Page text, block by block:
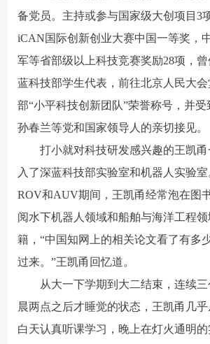
备党员。主持或参与国家级大创项目3
iCAN国际创新创业大赛中国一等奖，
军等省部级以上科技竞赛奖励28项，
蓝科技部学生代表，前往北京人民大
部“小平科技创新团队”荣誉称号，并
孙春兰等党和国家领导人的亲切接见。
打小就对科技研发感兴趣的王凯
入了深蓝科技部实验室和机器人实验
ROV和AUV期间，王凯甬经常泡在图
阅水下机器人领域和船舶与海洋工程
籍，“中国知网上的相关论文看了有多
过来。”王凯甬回忆道。
从大一下学期到大二结束，连续
晨两点之后才睡觉的状态，王凯甬几乎
白天认真听课学习，晚上在灯火通明